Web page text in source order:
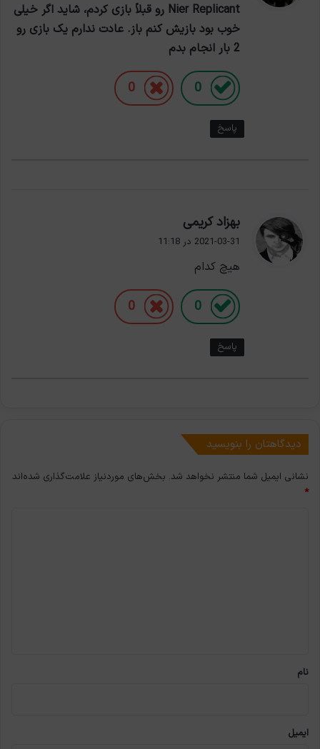
:
Nier Replicant رو قبلاً بازی کردم، شاید اگر خیلی
خوب بود بازیش کنم باز. عادت ندارم یک بازی رو
2 بار انجام بدم
0
0
پاسخ
بهزاد کریمی
ف
2021-03-31 در 11:18
هیچ کدام
0
0
پاسخ
دیدگاهتان را بنویسید
نشانی ایمیل شما منتشر نخواهد شد. بخش‌های موردنیاز علامت‌گذاری شده‌اند
*
نام
ایمیل